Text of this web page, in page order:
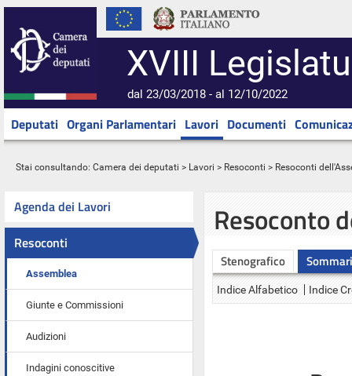
XVIII
dal 23/03/2018 - al 12/10/2022
Deputati Organi Parlamentari Lavori Documenti
Stai consultando: Camera dei deputati > Lavori > Resoconti > Resoconti
Agenda dei Lavori
Resoconti
Assemblea
Giunte e Commissioni
Audizioni
Indagini conoscitive
Resoconto
Stenografico
Indice Alfabetico Indice